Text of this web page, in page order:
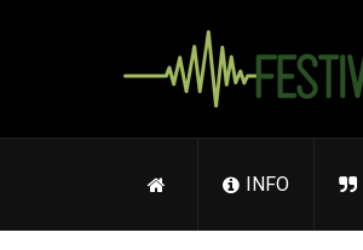
INFO